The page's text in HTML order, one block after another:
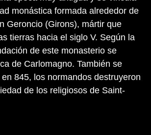
monástica formada alrededor de
Geroncio (Girons), mártir que
tierras hacia el siglo V. Según la
de este monasterio se
de Carlomagno. También se
845, los normandos destruyeron
de los religiosos de Saint-